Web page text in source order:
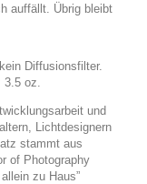
auffällt. Übrig bleibt
Diffusionsfilter.
oz.
und
Lichtdesignern
stammt aus
of Photography
zu Haus”